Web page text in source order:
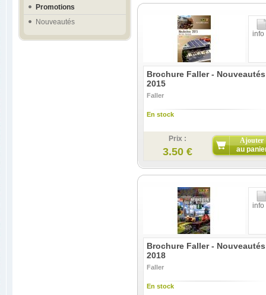
Promotions
Nouveautés
info
Brochure Faller - Nouveautés
2015
Faller
En stock
Prix :
3.50 €
Ajouter
au
info
Brochure Faller - Nouveautés
2018
Faller
En stock